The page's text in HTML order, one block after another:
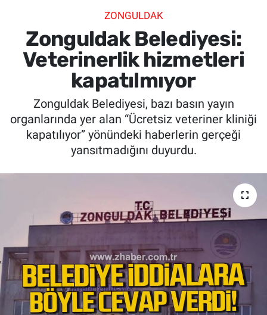
ZONGULDAK
Zonguldak Belediyesi:
Veterinerlik hizmetleri
kapatılmıyor
Zonguldak Belediyesi, bazı basın yayın
organlarında yer alan “Ücretsiz veteriner kliniği
kapatılıyor” yönündeki haberlerin gerçeği
yansıtmadığını duyurdu.
SPOR